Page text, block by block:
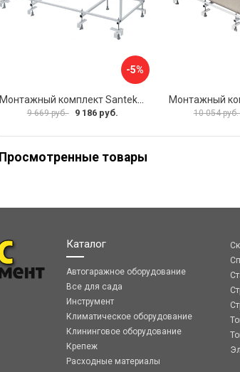
-5%
9 669 руб. 9 186 руб. 10 054 руб.
Просмотренные товары
Каталог
Автогаражное оборудование
Все для сада
Инструмент
Климатическое оборудование
Клининговое оборудование
Крепеж
Расходные материалы